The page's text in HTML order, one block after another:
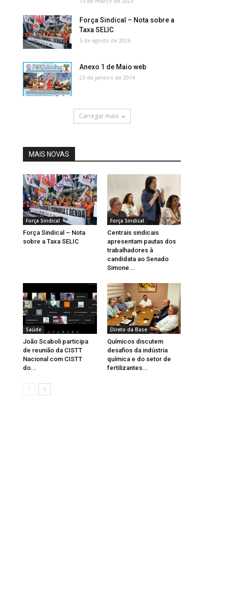
Força Sindical – Nota sobre a
Taxa SELIC
5 de agosto de 2026
Anexo 1 de Maio web
23 de janeiro de 2014
Carregar mais
MAIS NOVAS
Força Sindical
Força Sindical – Nota
sobre a Taxa SELIC
Força Sindical
Centrais sindicais
apresentam pautas dos
trabalhadores à
candidata ao Senado
Simone...
Saúde
João Scaboli participa
de reunião da CISTT
Nacional com CISTT
do...
Direto da Base
Químicos discutem
desafios da indústria
química e do setor de
fertilizantes...